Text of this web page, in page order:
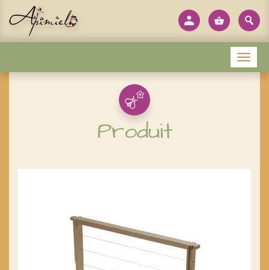
Produit
Menu
Panneau de gestion des cookies